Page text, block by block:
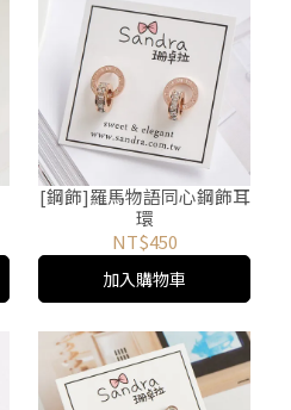
[鋼飾]羅馬物語同心鋼飾耳
環
NT$450
加入購物車